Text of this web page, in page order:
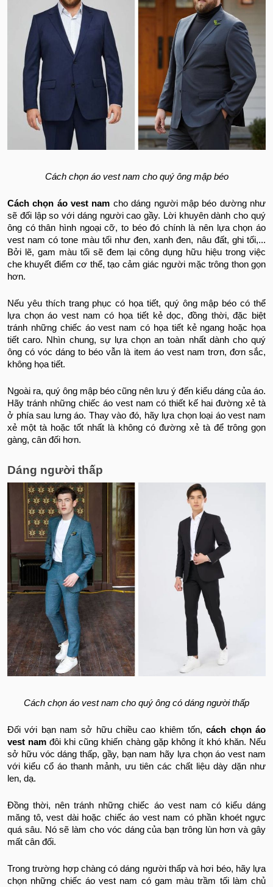
Cách chọn áo vest nam cho quý ông mập béo
Cách chọn áo vest nam cho dáng người mập béo dường như
sẽ đối lập so với dáng người cao gầy. Lời khuyên dành cho quý
ông có thân hình ngoại cỡ, to béo đó chính là nên lựa chọn áo
vest nam có tone màu tối như đen, xanh đen, nâu đất, ghi tối,...
Bởi lẽ, gam màu tối sẽ đem lại công dụng hữu hiệu trong việc
che khuyết điểm cơ thể, tạo cảm giác người mặc trông thon gọn
hơn.
Nếu yêu thích trang phục có họa tiết, quý ông mập béo có thể
lựa chọn áo vest nam có họa tiết kẻ dọc, đồng thời, đặc biệt
tránh những chiếc áo vest nam có họa tiết kẻ ngang hoặc họa
tiết caro. Nhìn chung, sự lựa chọn an toàn nhất dành cho quý
ông có vóc dáng to béo vẫn là item áo vest nam trơn, đơn sắc,
không họa tiết.
Ngoài ra, quý ông mập béo cũng nên lưu ý đến kiểu dáng của áo.
Hãy tránh những chiếc áo vest nam có thiết kế hai đường xẻ tà
ở phía sau lưng áo. Thay vào đó, hãy lựa chọn loại áo vest nam
xẻ một tà hoặc tốt nhất là không có đường xẻ tà để trông gọn
gàng, cân đối hơn.
Dáng người thấp
Cách chọn áo vest nam cho quý ông có dáng người thấp
Đối với bạn nam sở hữu chiều cao khiêm tốn,cách chọn áo
vest nam đôi khi cũng khiến chàng gặp không ít khó khăn. Nếu
sở hữu vóc dáng thấp, gầy, bạn nam hãy lựa chọn áo vest nam
với kiểu cổ áo thanh mảnh, ưu tiên các chất liệu dày dặn như
len, dạ.
Đồng thời, nên tránh những chiếc áo vest nam có kiểu dáng
măng tô, vest dài hoặc chiếc áo vest nam có phần khoét ngực
quá sâu. Nó sẽ làm cho vóc dáng của bạn trông lùn hơn và gây
mất cân đối.
Trong trường hợp chàng có dáng người thấp và hơi béo, hãy lựa
chọn những chiếc áo vest nam có gam màu trầm tối làm chủ